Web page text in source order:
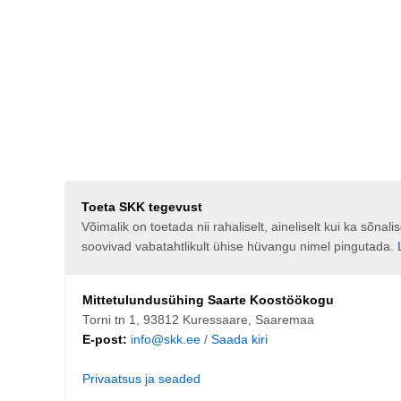
Toeta SKK tegevust
Võimalik on toetada nii rahaliselt, aineliselt kui ka
soovivad vabatahtlikult ühise hüvangu nimel pingutada.
Mittetulundusühing Saarte Koostöökogu
Torni tn 1, 93812 Kuressaare, Saaremaa
E-post: info@skk.ee/ Saada kiri
Privaatsus ja seaded